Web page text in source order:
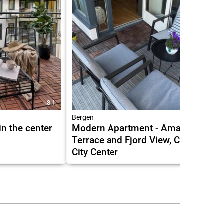
8.1
the center
Bergen
Modern Apartment - Amazing
Terrace and Fjord View, Close to
City Center